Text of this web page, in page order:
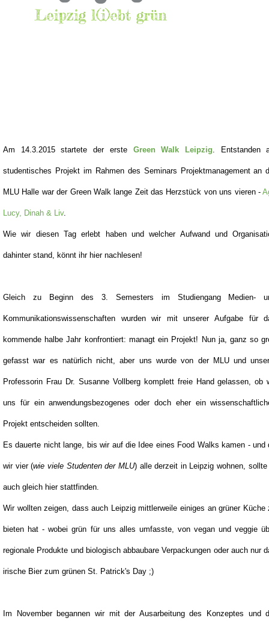
Am 14.3.2015 startete der erste Green Walk Leipzig. Entstanden
studentisches Projekt im Rahmen des Seminars Projektmanagement an
MLU Halle war der Green Walk lange Zeit das Herzstück von uns vieren -
Lucy, Dinah & Liv.
Wie wir diesen Tag erlebt haben und welcher Aufwand und
dahinter stand, könnt ihr hier nachlesen!
Gleich zu Beginn des 3. Semesters im Studiengang Medien-
Kommunikationswissenschaften wurden wir mit unserer Aufgabe für
kommende halbe Jahr konfrontiert: managt ein Projekt! Nun ja, ganz so
gefasst war es natürlich nicht, aber uns wurde von der MLU und
Professorin Frau Dr. Susanne Vollberg komplett freie Hand gelassen, ob
uns für ein anwendungsbezogenes oder doch eher ein
Projekt entscheiden sollten.
Es dauerte nicht lange, bis wir auf die Idee eines Food Walks kamen - und
wir vier (wie viele Studenten der MLU) alle derzeit in Leipzig wohnen, sollte
auch gleich hier stattfinden.
Wir wollten zeigen, dass auch Leipzig mittlerweile einiges an grüner Küche
bieten hat - wobei grün für uns alles umfasste, von vegan und veggie
regionale Produkte und biologisch abbaubare Verpackungen oder auch nur
irische Bier zum grünen St. Patrick's Day ;)
Im November begannen wir mit der Ausarbeitung des Konzeptes und